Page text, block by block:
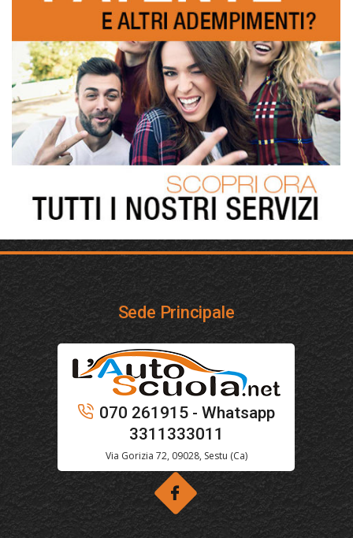
Sede Principale
070 261915 - Whatsapp
3311333011
Via Gorizia 72, 09028, Sestu (Ca)